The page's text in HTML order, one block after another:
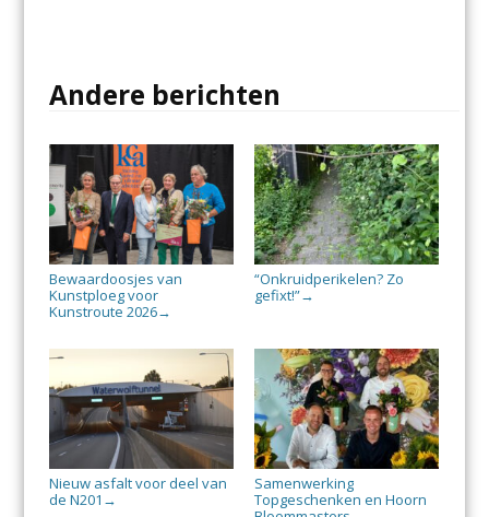
Andere berichten
Bewaardoosjes van
Kunstploeg voor
Kunstroute 2026→
“Onkruidperikelen? Zo
gefixt!”→
Nieuw asfalt voor deel van
de N201 →
Samenwerking
Topgeschenken en Hoorn